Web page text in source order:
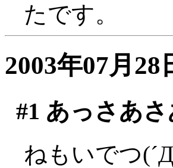
たです。
2003年07月28
#1 あっさあ
ねもいでつ